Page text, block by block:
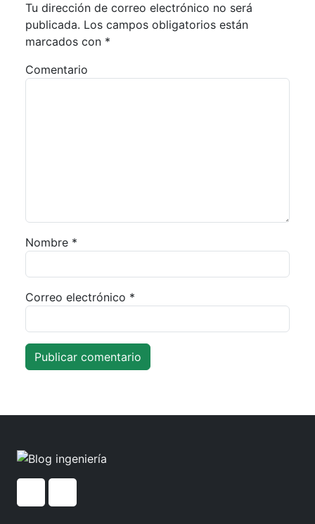
Tu dirección de correo electrónico no será
publicada. Los campos obligatorios están
marcados con *
Comentario
Nombre *
Correo electrónico *